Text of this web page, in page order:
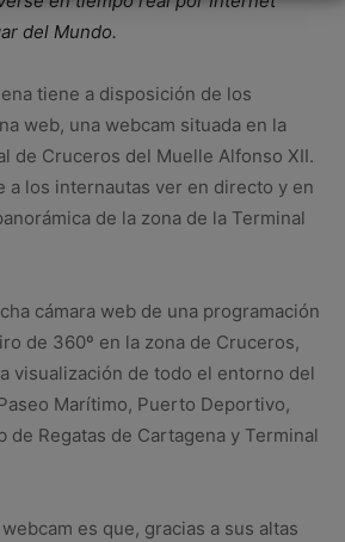
del Mundo.
tiene a disposición de los
web, una webcam situada en la
de Cruceros del Muelle Alfonso XII.
a los internautas ver en directo y en
de la zona de la Terminal
cámara web de una programación
de 360º en la zona de Cruceros,
visualización de todo el entorno del
Marítimo, Puerto Deportivo,
de Regatas de Cartagena y Terminal
es que, gracias a sus altas